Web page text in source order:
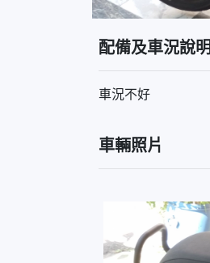
配備及車況說明
車況不好
車輛照片